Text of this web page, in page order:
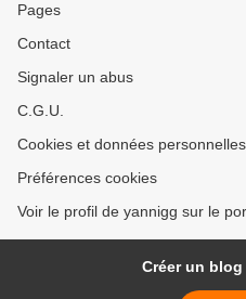
Pages
Contact
Signaler un abus
C.G.U.
Cookies et données personnelles
Préférences cookies
Voir le profil de yannigg sur le
Créer un